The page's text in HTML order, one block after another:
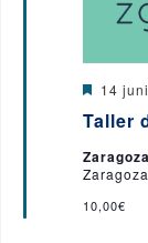
Taller
D
s
a
c
d
14
10,00€